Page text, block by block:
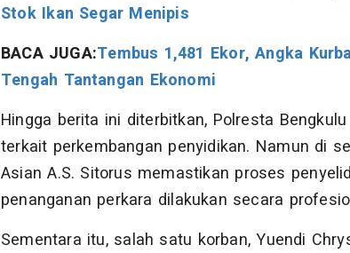
Stok Ikan Segar Menipis
BACA JUGA:Tembus 1,481 Ekor, Angka
Tengah Tantangan Ekonomi
Hingga berita ini diterbitkan, Polresta
terkait perkembangan penyidikan. Namun di
Asian A.S. Sitorus memastikan proses
penanganan perkara dilakukan secara
Sementara itu, salah satu korban, Yuendi